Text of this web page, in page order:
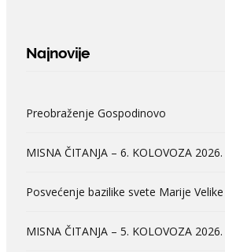
Najnovije
Preobraženje Gospodinovo
MISNA ČITANJA – 6. KOLOVOZA 2026.
Posvećenje bazilike svete Marije Velike
MISNA ČITANJA – 5. KOLOVOZA 2026.